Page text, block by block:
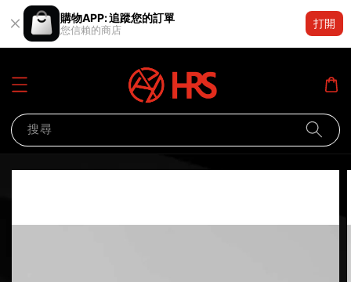
購物APP: 追蹤您的訂單
您信賴的商店
打開
搜尋